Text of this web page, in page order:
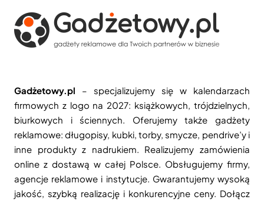
Gadżetowy.pl – specjalizujemy się w kalendarzach
firmowych z logo na 2027: książkowych, trójdzielnych,
biurkowych i ściennych. Oferujemy także gadżety
reklamowe: długopisy, kubki, torby, smycze, pendrive’y i
inne produkty z nadrukiem. Realizujemy zamówienia
online z dostawą w całej Polsce. Obsługujemy firmy,
agencje reklamowe i instytucje. Gwarantujemy wysoką
jakość, szybką realizację i konkurencyjne ceny. Dołącz